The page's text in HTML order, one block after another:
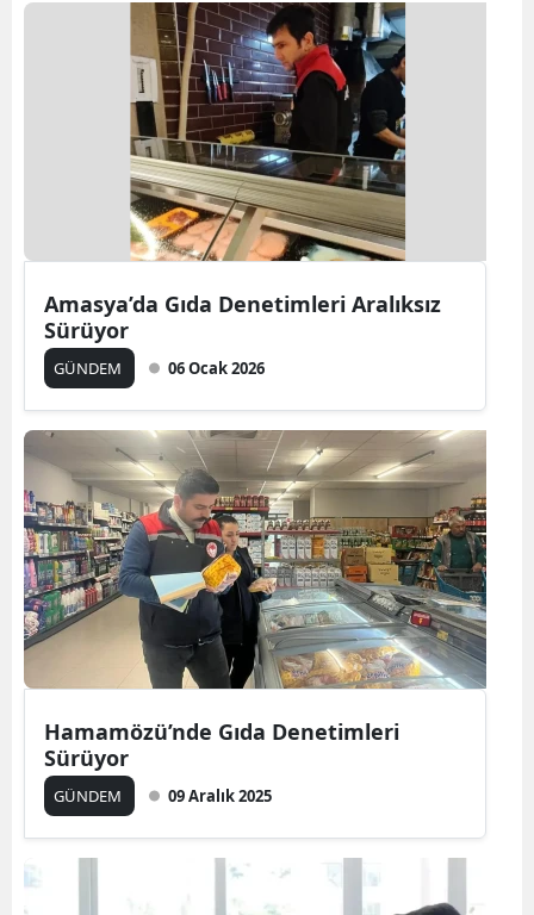
Amasya’da Gıda Denetimleri Aralıksız
Sürüyor
GÜNDEM 06 Ocak 2026
Hamamözü’nde Gıda Denetimleri
Sürüyor
GÜNDEM 09 Aralık 2025